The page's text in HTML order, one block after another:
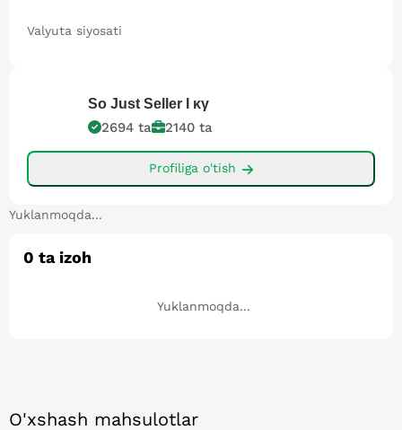
Valyuta siyosati
So Just Seller I κγ
2694 ta 2140 ta
Profiliga o'tish
Yuklanmoqda...
0 ta izoh
Yuklanmoqda...
O'xshash mahsulotlar